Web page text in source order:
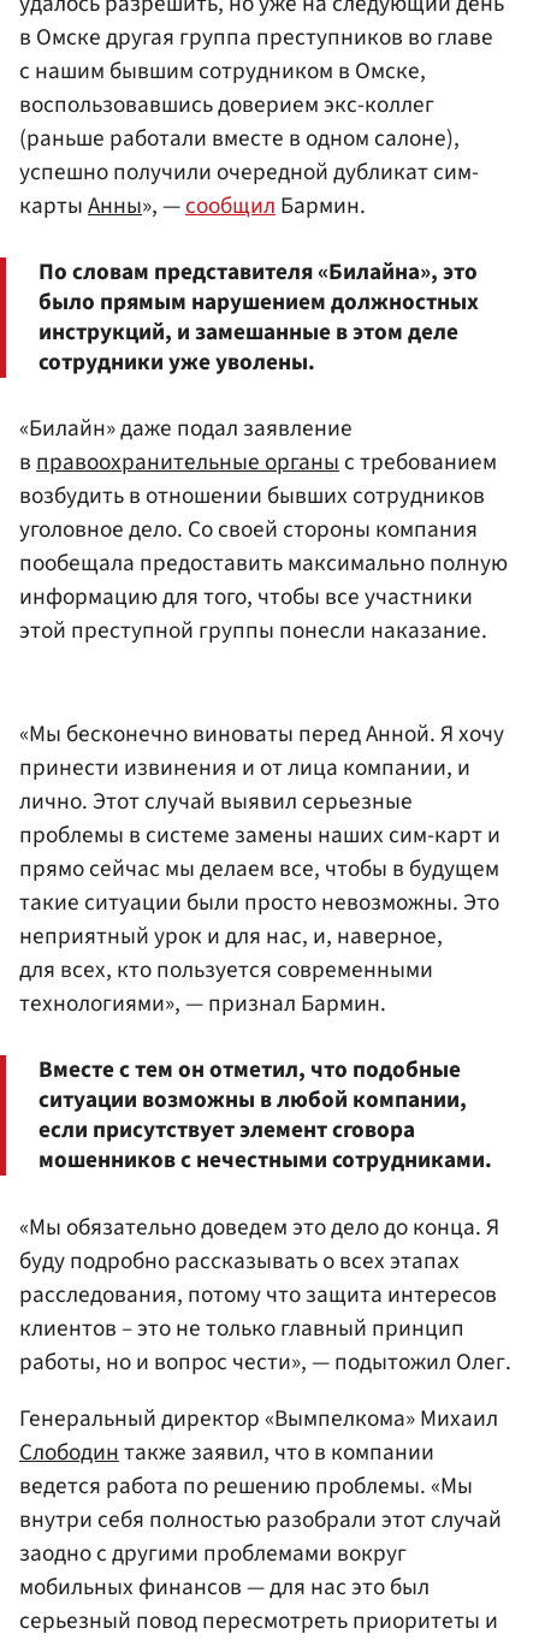
в Омске другая группа преступников во главе
с нашим бывшим сотрудником в Омске,
воспользовавшись доверием экс-коллег
(раньше работали вместе в одном салоне),
успешно получили очередной дубликат сим-
картыАнны», —сообщилБармин.
По словам представителя «Билайна», это
было прямым нарушением должностных
инструкций, и замешанные в этом деле
сотрудники уже уволены.
«Билайн» даже подал заявление
вправоохранительные органыс требованием
возбудить в отношении бывших сотрудников
уголовное дело. Со своей стороны компания
пообещала предоставить максимально полную
информацию для того, чтобы все участники
этой преступной группы понесли наказание.
«Мы бесконечно виноваты перед Анной. Я хочу
принести извинения и от лица компании, и
лично. Этот случай выявил серьезные
проблемы в системе замены наших сим-карт и
прямо сейчас мы делаем все, чтобы в будущем
такие ситуации были просто невозможны. Это
неприятный урок и для нас, и, наверное,
для всех, кто пользуется современными
технологиями», — признал Бармин.
Вместе с тем он отметил, что подобные
ситуации возможны в любой компании,
если присутствует элемент сговора
мошенников с нечестными сотрудниками.
«Мы обязательно доведем это дело до конца. Я
буду подробно рассказывать о всех этапах
расследования, потому что защита интересов
клиентов – это не только главный принцип
работы, но и вопрос чести», — подытожил Олег.
Генеральный директор «Вымпелкома» Михаил
Слободинтакже заявил, что в компании
ведется работа по решению проблемы. «Мы
внутри себя полностью разобрали этот случай
заодно с другими проблемами вокруг
мобильных финансов — для нас это был
серьезный повод пересмотреть приоритеты и